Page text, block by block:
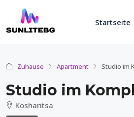
Startseite
Zuhause Apartment Studio im
Studio im
Kosharitsa